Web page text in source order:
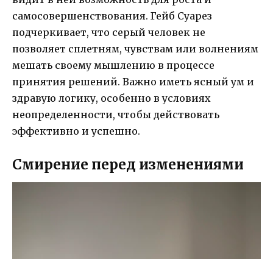
самосовершенствования. Гейб Суарез
подчеркивает, что серый человек не
позволяет сплетням, чувствам или волнениям
мешать своему мышлению в процессе
принятия решений. Важно иметь ясный ум и
здравую логику, особенно в условиях
неопределенности, чтобы действовать
эффективно и успешно.
Смирение перед изменениями